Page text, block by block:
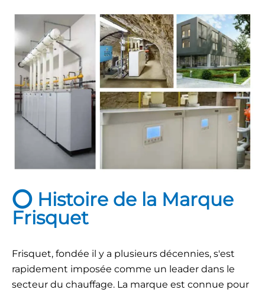
⭕ Histoire de la Marque
Frisquet
Frisquet, fondée il y a plusieurs décennies, s'est
rapidement imposée comme un leader dans le
secteur du chauffage. La marque est connue pour